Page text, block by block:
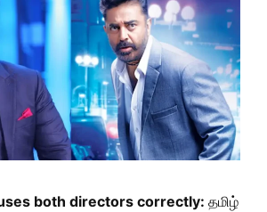
both directors correctly: தமிழ்